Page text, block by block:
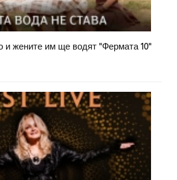
и жените им ще водят "Фермата 10"